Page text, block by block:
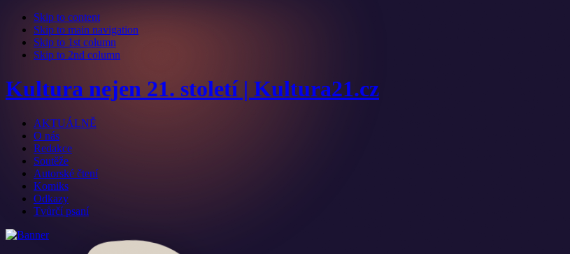
Skip to content
Skip to main navigation
Skip to 1st column
Skip to 2nd column
Kultura nejen 21. století | Kultura21.cz
AKTUÁLNĚ
O nás
Redakce
Soutěže
Autorské čtení
Komiks
Odkazy
Tvůrčí psaní